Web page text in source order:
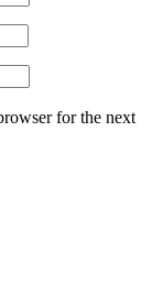
for the next